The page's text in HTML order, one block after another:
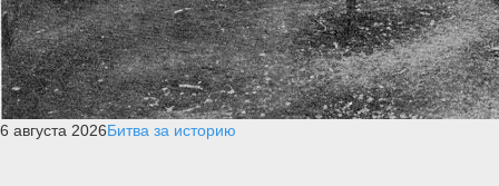
6 августа 2026Битва за историю